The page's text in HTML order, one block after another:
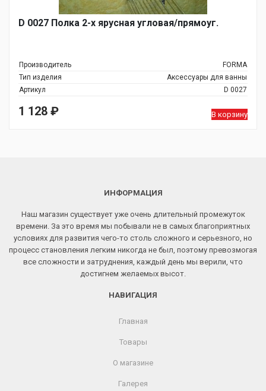
D 0027 Полка 2-х ярусная угловая/прямоуг.
Производитель
FORMA
Тип изделия
Аксессуары для ванны
Артикул
D 0027
1 128 ₽ В корзину
ИНФОРМАЦИЯ
Наш магазин существует уже очень длительный промежуток
времени. За это время мы побывали не в самых благоприятных
условиях для развития чего-то столь сложного и серьезного, но
процесс становления легким никогда не был, поэтому превозмогая
все сложности и затруднения, каждый день мы верили, что
достигнем желаемых высот.
НАВИГАЦИЯ
Главная
Товары
О магазине
Галерея